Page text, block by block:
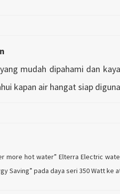
mudah dipahami dan
kapan air hangat siap
more hot water” Elterra Electric
Saving” pada daya seri 350 Watt ke